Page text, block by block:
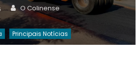
Author
O Colinense
Principais Notícias